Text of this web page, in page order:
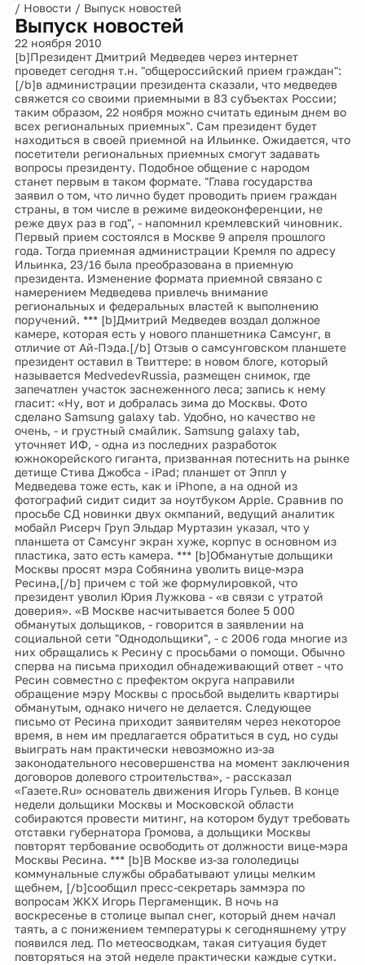
/ Новости / Выпуск новостей
Выпуск новостей
22 ноября 2010
[b]Президент Дмитрий Медведев через интернет
проведет сегодня т.н. "общероссийский прием граждан":
[/b]в администрации президента сказали, что медведев
свяжется со своими приемными в 83 субъектах России;
таким образом, 22 ноября можно считать единым днем во
всех региональных приемных". Сам президент будет
находиться в своей приемной на Ильинке. Ожидается, что
посетители региональных приемных смогут задавать
вопросы президенту. Подобное общение с народом
станет первым в таком формате. "Глава государства
заявил о том, что лично будет проводить прием граждан
страны, в том числе в режиме видеоконференции, не
реже двух раз в год", - напомнил кремлевский чиновник.
Первый прием состоялся в Москве 9 апреля прошлого
года. Тогда приемная администрации Кремля по адресу
Ильинка, 23/16 была преобразована в приемную
президента. Изменение формата приемной связано с
намерением Медведева привлечь внимание
региональных и федеральных властей к выполнению
поручений. *** [b]Дмитрий Медведев воздал должное
камере, которая есть у нового планшетника Самсунг, в
отличие от Ай-Пэда.[/b] Отзыв о самсунговском планшете
президент оставил в Твиттере: в новом блоге, который
называется MedvedevRussia, размещен снимок, где
запечатлен участок заснеженного леса; запись к нему
гласит: «Ну, вот и добралась зима до Москвы. Фото
сделано Samsung galaxy tab. Удобно, но качество не
очень, - и грустный смайлик. Samsung galaxy tab,
уточняет ИФ, - одна из последних разработок
южнокорейского гиганта, призванная потеснить на рынке
детище Стива Джобса - iPad; планшет от Эппл у
Медведева тоже есть, как и iPhone, а на одной из
фотографий сидит сидит за ноутбуком Apple. Сравнив по
просьбе СД новинки двух окмпаний, ведущий аналитик
мобайл Рисерч Груп Эльдар Муртазин указал, что у
планшета от Самсунг экран хуже, корпус в основном из
пластика, зато есть камера. *** [b]Обманутые дольщики
Москвы просят мэра Собянина уволить вице-мэра
Ресина,[/b] причем с той же формулировкой, что
президент уволил Юрия Лужкова - «в связи с утратой
доверия». «В Москве насчитывается более 5 000
обманутых дольщиков, - говорится в заявлении на
социальной сети "Однодольщики", - с 2006 года многие из
них обращались к Ресину с просьбами о помощи. Обычно
сперва на письма приходил обнадеживающий ответ - что
Ресин совместно с префектом округа направили
обращение мэру Москвы с просьбой выделить квартиры
обманутым, однако ничего не делается. Следующее
письмо от Ресина приходит заявителям через некоторое
время, в нем им предлагается обратиться в суд, но суды
выиграть нам практически невозможно из-за
законодательного несовершенства на момент заключения
договоров долевого строительства», - рассказал
«Газете.Ru» основатель движения Игорь Гульев. В конце
недели дольщики Москвы и Московской области
собираются провести митинг, на котором будут требовать
отставки губернатора Громова, а дольщики Москвы
повторят тербование освободить от должности вице-мэра
Москвы Ресина. *** [b]В Москве из-за гололедицы
коммунальные службы обрабатывают улицы мелким
щебнем, [/b]сообщил пресс-секретарь заммэра по
вопросам ЖКХ Игорь Пергаменщик. В ночь на
воскресенье в столице выпал снег, который днем начал
таять, а с понижением температуры к сегодняшнему утру
появился лед. По метеосводкам, такая ситуация будет
повторяться на этой неделе практически каждые сутки.